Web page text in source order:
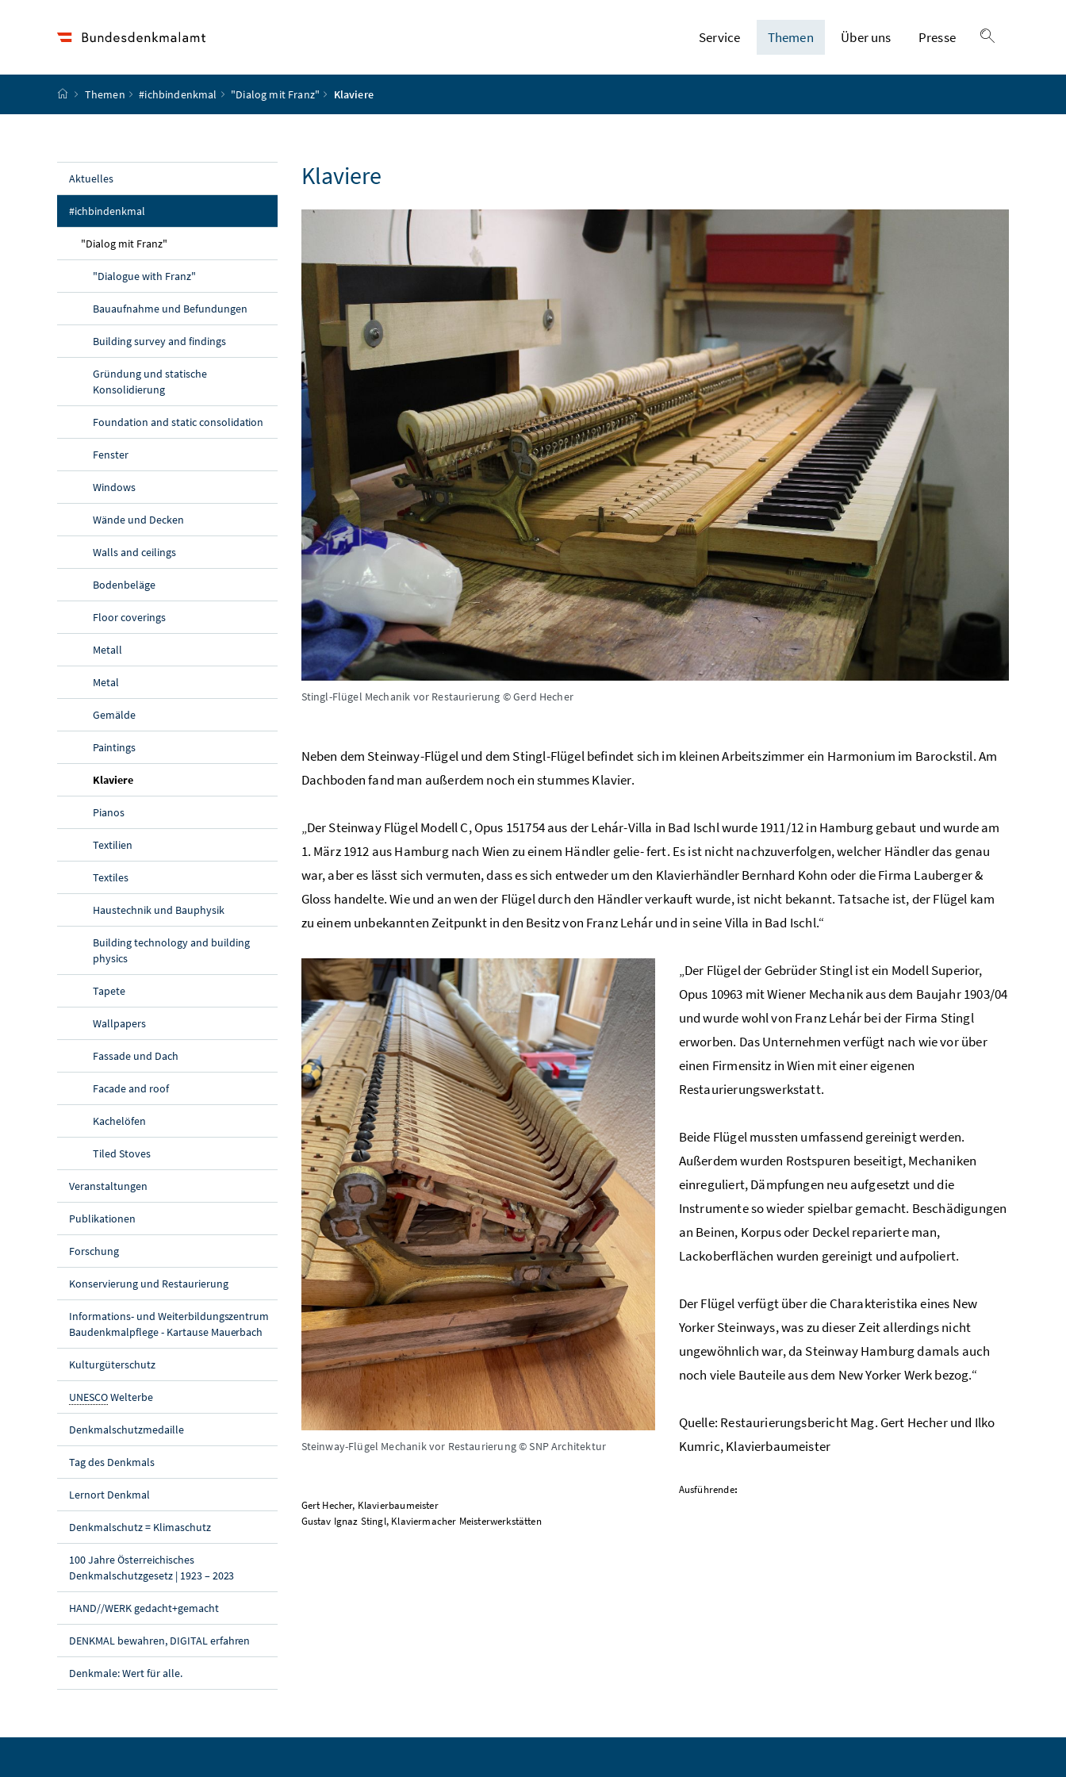
Service Themen Über uns
Presse
Startseite
Themen #ichbindenkmal "Dialog mit Franz" Klaviere
Aktuelles
#ichbindenkmal(aktuelle Seite)
"Dialog mit Franz"(aktuelle Seite)
"Dialogue with Franz"
Bauaufnahme und Befundungen
Building survey and findings
Gründung und statische
Konsolidierung
Foundation and static consolidation
Fenster
Windows
Wände und Decken
Walls and ceilings
Bodenbeläge
Floor coverings
Metall
Metal
Gemälde
Paintings
Klaviere(aktuelle Seite)
Pianos
Textilien
Textiles
Haustechnik und Bauphysik
Building technology and building
physics
Tapete
Wallpapers
Fassade und Dach
Facade and roof
Kachelöfen
Tiled Stoves
Veranstaltungen
Publikationen
Forschung
Konservierung und Restaurierung
Informations- und Weiterbildungszentrum
Baudenkmalpflege - Kartause Mauerbach
Kulturgüterschutz
UNESCOWelterbe
Denkmalschutzmedaille
Tag des Denkmals
Lernort Denkmal
Denkmalschutz = Klimaschutz
100 Jahre Österreichisches
Denkmalschutzgesetz | 1923 – 2023
HAND//WERK gedacht+gemacht
DENKMAL bewahren, DIGITAL erfahren
Denkmale: Wert für alle.
Klaviere
Stingl-Flügel Mechanik vor Restaurierung © Gerd Hecher
Neben dem Steinway-Flügel und dem Stingl-Flügel befindet sich im kleinen Arbeitszimmer ein Harmonium im Barockstil. Am
Dachboden fand man außerdem noch ein stummes Klavier.
„Der Steinway Flügel Modell C, Opus 151754 aus der Lehár-Villa in Bad Ischl wurde 1911/12 in Hamburg gebaut und wurde am
1. März 1912 aus Hamburg nach Wien zu einem Händler gelie- fert. Es ist nicht nachzuverfolgen, welcher Händler das genau
war, aber es lässt sich vermuten, dass es sich entweder um den Klavierhändler Bernhard Kohn oder die Firma Lauberger &
Gloss handelte. Wie und an wen der Flügel durch den Händler verkauft wurde, ist nicht bekannt. Tatsache ist, der Flügel kam
zu einem unbekannten Zeitpunkt in den Besitz von Franz Lehár und in seine Villa in Bad Ischl.“
Steinway-Flügel Mechanik vor Restaurierung © SNP Architektur
„Der Flügel der Gebrüder Stingl ist ein Modell Superior,
Opus 10963 mit Wiener Mechanik aus dem Baujahr 1903/04
und wurde wohl von Franz Lehár bei der Firma Stingl
erworben. Das Unternehmen verfügt nach wie vor über
einen Firmensitz in Wien mit einer eigenen
Restaurierungswerkstatt.
Beide Flügel mussten umfassend gereinigt werden.
Außerdem wurden Rostspuren beseitigt, Mechaniken
einreguliert, Dämpfungen neu aufgesetzt und die
Instrumente so wieder spielbar gemacht. Beschädigungen
an Beinen, Korpus oder Deckel reparierte man,
Lackoberflächen wurden gereinigt und aufpoliert.
Der Flügel verfügt über die Charakteristika eines New
Yorker Steinways, was zu dieser Zeit allerdings nicht
ungewöhnlich war, da Steinway Hamburg damals auch
noch viele Bauteile aus dem New Yorker Werk bezog.“
Quelle: Restaurierungsbericht Mag. Gert Hecher und Ilko
Kumric, Klavierbaumeister
Ausführende:
Gert Hecher, Klavierbaumeister
Gustav Ignaz Stingl, Klaviermacher Meisterwerkstätten